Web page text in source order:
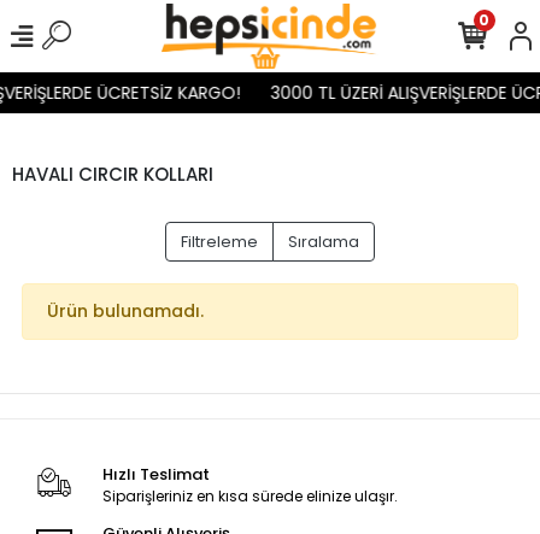
ÜCRETSİZ KARGO! 3000 TL ÜZERİ ALIŞVERİŞLERDE
0
HAVALI CIRCIR KOLLARI
Filtreleme Sıralama
Ürün bulunamadı.
Hızlı Teslimat
Siparişleriniz en kısa sürede elinize ulaşır.